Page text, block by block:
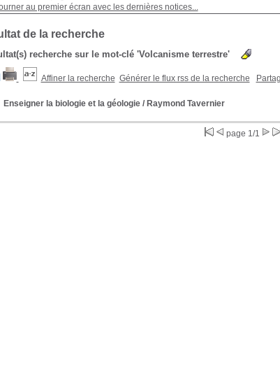
au premier écran avec les dernières notices...
de la recherche
recherche sur le mot-clé 'Volcanisme terrestre'
Affiner la recherche Générer le flux rss de la recherche
Enseigner la biologie et la géologie/ Raymond Tavernier
page 1/1